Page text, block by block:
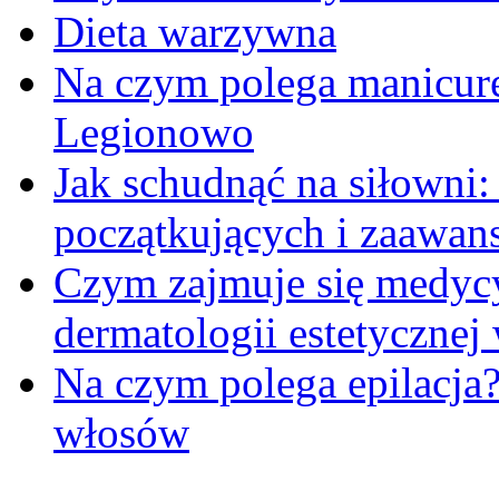
Dieta warzywna
Na czym polega
Legionowo
Jak schudnąć na
początkujących i
Czym zajmuje się
dermatologii estetycznej
Na czym polega
włosów